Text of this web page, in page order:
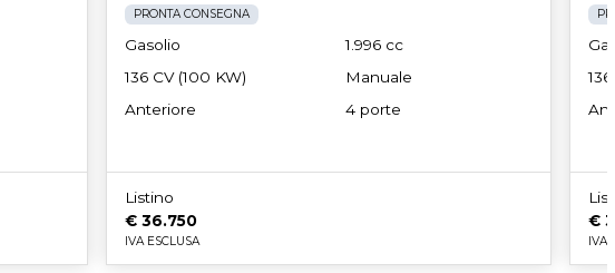
PRONTA CONSEGNA
Gasolio
1.996 cc
136 CV (100 KW)
Manuale
Anteriore
4 porte
Listino
€ 36.750
IVA ESCLUSA
€
IVA